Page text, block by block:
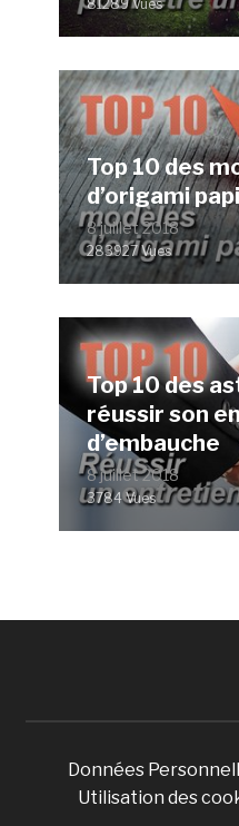
81289 Vues
Top 10 des
d’origami
8 juillet 2018
283927 Vues
Top 10 des
réussir son
d’embauche
8 juillet 2018
3784 Vues
Données
Utilisation des